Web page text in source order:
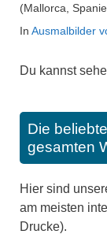
(Mallorca,
In Ausmalbilder
Du kannst
Die
gesamten
Hier sind
am meisten
Drucke).